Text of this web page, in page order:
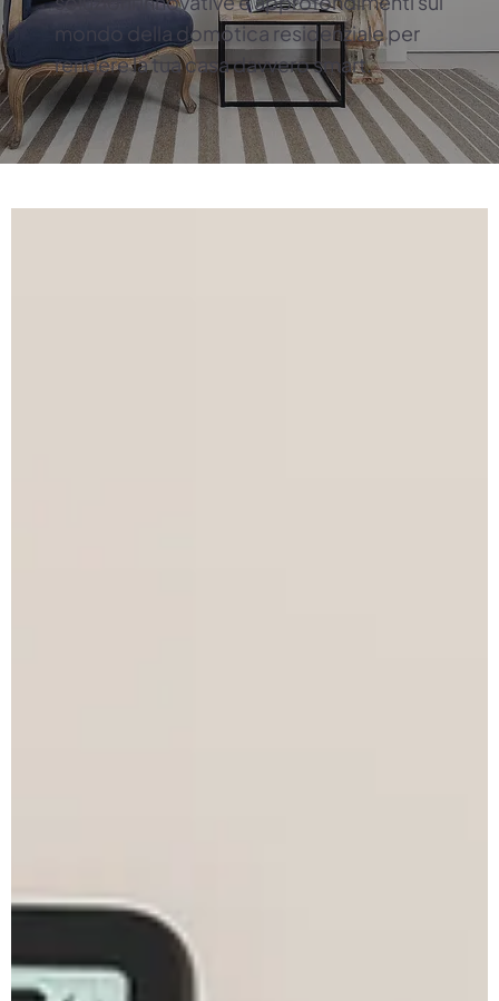
mondo della domotica residenziale per
rendere la tua casa davvero smart.